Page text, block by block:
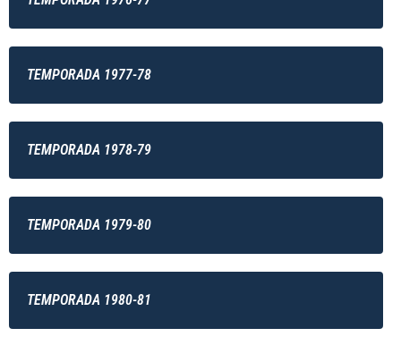
TEMPORADA 1977-78
TEMPORADA 1978-79
TEMPORADA 1979-80
TEMPORADA 1980-81